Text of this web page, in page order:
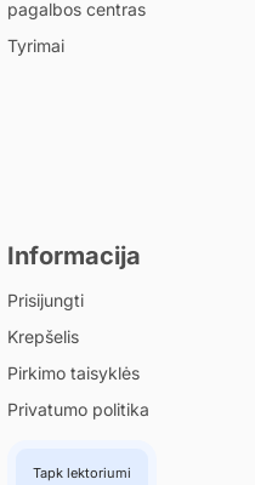
pagalbos centras
Tyrimai
Informacija
Prisijungti
Krepšelis
Pirkimo taisyklės
Privatumo politika
Tapk lektoriumi